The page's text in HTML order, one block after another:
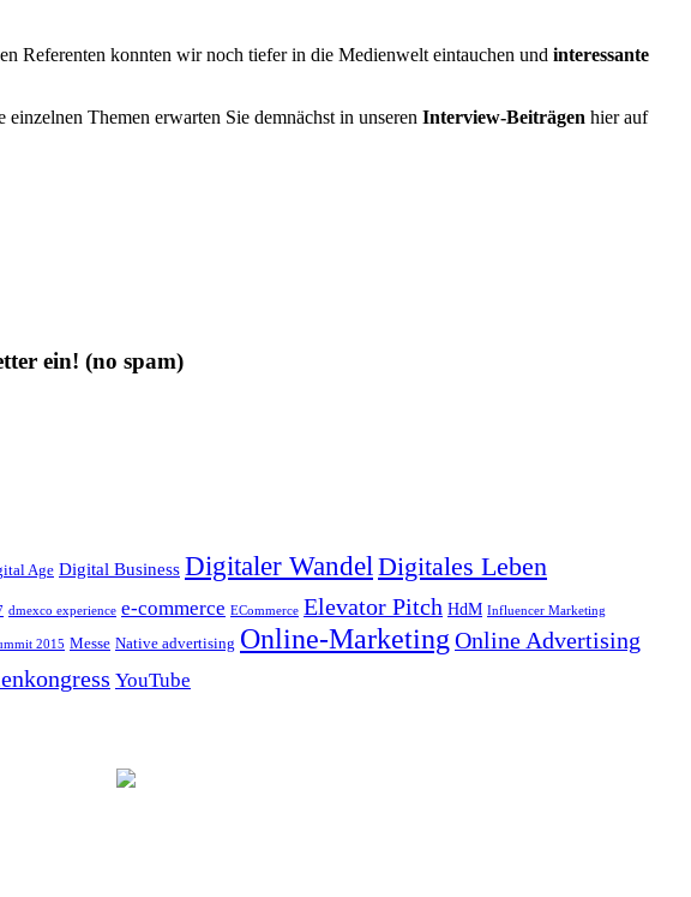
Referenten konnten wir noch tiefer in die Medienwelt eintauchen und interessante
Themen erwarten Sie demnächst in unseren Interview-Beiträgen hier auf
ein! (no spam)
Age Digital Business Digitaler WandelDigitales Leben
dmexco experience e-commerce ECommerce Elevator Pitch HdM Influencer Marketing
2015 Messe Native advertising Online-MarketingOnline Advertising
YouTube